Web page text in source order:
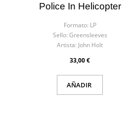
Police In Helicopter
Formato: LP
Sello: Greensleeves
Artista: John Holt
33,00 €
AÑADIR
CancelarCancelar